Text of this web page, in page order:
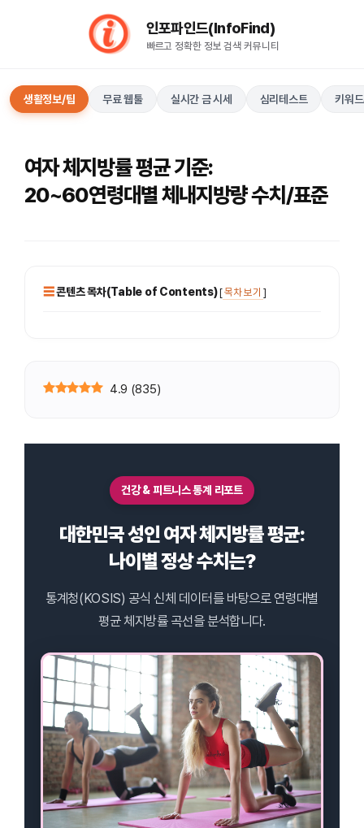
인포파인드(InfoFind)​​​​
빠르고 정확한 정보 검색 커뮤니티
생활정보/팁 무료 웹툴 실시간 금 시세 심리테스트 키워
여자 체지방률 평균 기준:
20~60연령대별 체내지방량 수치/표준
콘텐츠 목차(Table of Contents)[목차 보기 ]
4.9 (835)
건강 & 피트니스 통계 리포트
대한민국 성인 여자 체지방률 평균:
나이별 정상 수치는?
통계청(KOSIS) 공식 신체 데이터를 바탕으로 연령대별
평균 체지방률 곡선을 분석합니다.